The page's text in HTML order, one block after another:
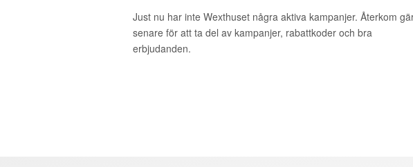
Just nu har inte Wexthuset några aktiva kampanjer. Återkom
senare för att ta del av kampanjer, rabattkoder och bra
erbjudanden.